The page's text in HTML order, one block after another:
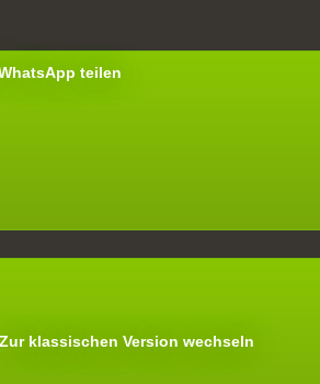
teilen
Zur klassischen Version wechseln